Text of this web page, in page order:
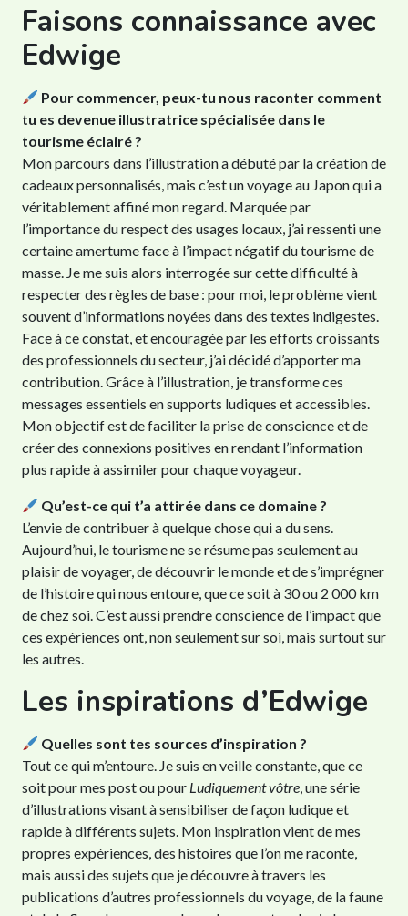
Faisons connaissance avec
Edwige
Pour commencer, peux-tu nous raconter comment
tu es devenue illustratrice spécialisée dans le
tourisme éclairé ?
Mon parcours dans l’illustration a débuté par la création de
cadeaux personnalisés, mais c’est un voyage au Japon qui a
véritablement affiné mon regard. Marquée par
l’importance du respect des usages locaux, j’ai ressenti une
certaine amertume face à l’impact négatif du tourisme de
masse. Je me suis alors interrogée sur cette difficulté à
respecter des règles de base : pour moi, le problème vient
souvent d’informations noyées dans des textes indigestes.
Face à ce constat, et encouragée par les efforts croissants
des professionnels du secteur, j’ai décidé d’apporter ma
contribution. Grâce à l’illustration, je transforme ces
messages essentiels en supports ludiques et accessibles.
Mon objectif est de faciliter la prise de conscience et de
créer des connexions positives en rendant l’information
plus rapide à assimiler pour chaque voyageur.
Qu’est-ce qui t’a attirée dans ce domaine ?
L’envie de contribuer à quelque chose qui a du sens.
Aujourd’hui, le tourisme ne se résume pas seulement au
plaisir de voyager, de découvrir le monde et de s’imprégner
de l’histoire qui nous entoure, que ce soit à 30 ou 2 000 km
de chez soi. C’est aussi prendre conscience de l’impact que
ces expériences ont, non seulement sur soi, mais surtout sur
les autres.
Les inspirations d’Edwige
Quelles sont tes sources d’inspiration ?
Tout ce qui m’entoure. Je suis en veille constante, que ce
soit pour mes post ou pour Ludiquement vôtre , une série
d’illustrations visant à sensibiliser de façon ludique et
rapide à différents sujets. Mon inspiration vient de mes
propres expériences, des histoires que l’on me raconte,
mais aussi des sujets que je découvre à travers les
publications d’autres professionnels du voyage, de la faune